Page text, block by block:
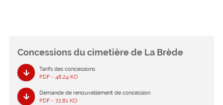
Concessions du cimetière de La Brède
Tarifs des concessions
PDF - 48,24 KO
Demande de renouvellement de concession
PDF - 72,81 KO